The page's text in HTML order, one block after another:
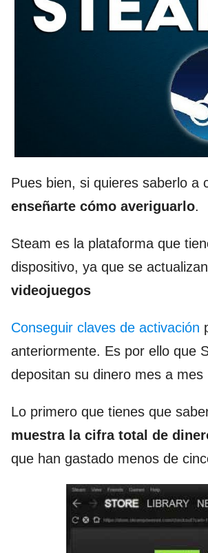
Pues bien, si quieres saberlo a
enseñarte cómo averiguarlo.
Steam es la plataforma que
dispositivo, ya que se
videojuegos
Conseguir claves de activación
anteriormente. Es por ello que
depositan su dinero mes a mes
Lo primero que tienes que
muestra la cifra total de
que han gastado menos de